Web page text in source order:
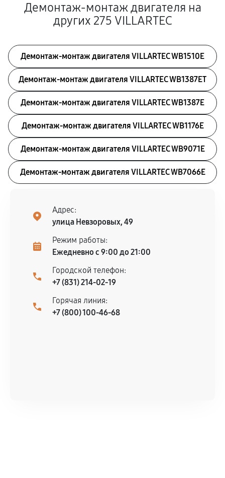
Демонтаж-монтаж двигателя на
других 275 VILLARTEC
Демонтаж-монтаж двигателя VILLARTEC WB1510E
Демонтаж-монтаж двигателя VILLARTEC WB1387ET
Демонтаж-монтаж двигателя VILLARTEC WB1387E
Демонтаж-монтаж двигателя VILLARTEC WB1176E
Демонтаж-монтаж двигателя VILLARTEC WB9071E
Демонтаж-монтаж двигателя VILLARTEC WB7066E
Адрес:
улица Невзоровых, 49
Режим работы:
Ежедневно с 9:00 до 21:00
Городской телефон:
+7 (831) 214-02-19
Горячая линия:
+7 (800) 100-46-68